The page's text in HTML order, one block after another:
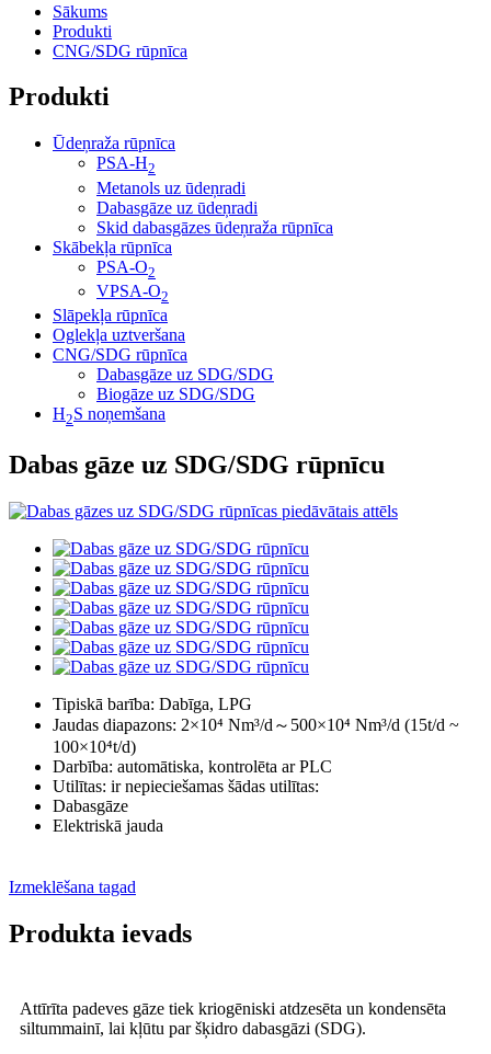
Sākums
Produkti
CNG/SDG rūpnīca
Produkti
Ūdeņraža rūpnīca
PSA-H2
Metanols uz ūdeņradi
Dabasgāze uz ūdeņradi
Skid dabasgāzes ūdeņraža rūpnīca
Skābekļa rūpnīca
PSA-O2
VPSA-O2
Slāpekļa rūpnīca
Oglekļa uztveršana
CNG/SDG rūpnīca
Dabasgāze uz SDG/SDG
Biogāze uz SDG/SDG
H2S noņemšana
Dabas gāze uz SDG/SDG rūpnīcu
Tipiskā barība: Dabīga, LPG
Jaudas diapazons: 2×10⁴ Nm³/d～500×10⁴ Nm³/d (15t/d ~
100×10⁴t/d)
Darbība: automātiska, kontrolēta ar PLC
Utilītas: ir nepieciešamas šādas utilītas:
Dabasgāze
Elektriskā jauda
Izmeklēšana tagad
Produkta ievads
Attīrīta padeves gāze tiek kriogēniski atdzesēta un kondensēta
siltummainī, lai kļūtu par šķidro dabasgāzi (SDG).